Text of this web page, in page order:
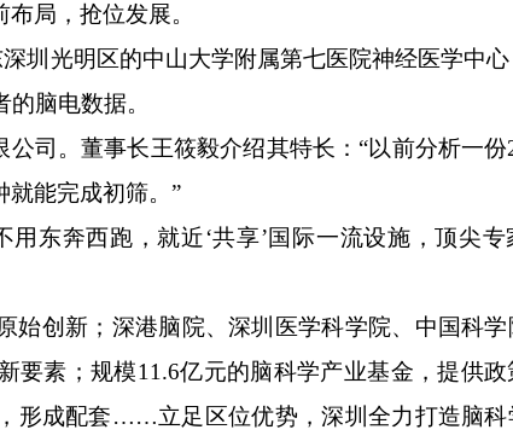
局，抢位发展。
光明区的中山大学附属第七医院神经医学中
脑电数据。
司。董事长王筱毅介绍其特长：“以前分析一份
就能完成初筛。”
奔西跑，就近‘共享’国际一流设施，顶尖专
创新；深港脑院、深圳医学科学院、中国科学
要素；规模11.6亿元的脑科学产业基金，提供
形成配套……立足区位优势，深圳全力打造脑科